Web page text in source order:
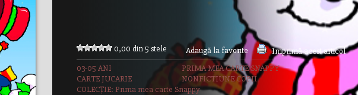
0,00 din 5 stele Adaugă la favorite
Imprimă acest articol
03-05 ANI
PRIMA MEA CARTE SNAPPY
CARTE JUCARIE
NONFICTIUNE COPII
COLECȚIE: Prima mea carte Snappy